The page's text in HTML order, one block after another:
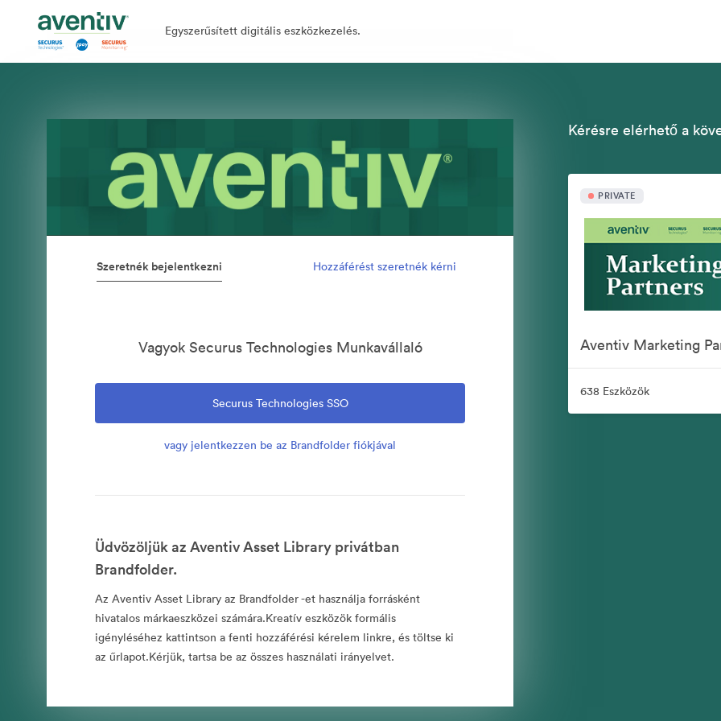
Egyszerűsített digitális eszközkezelés.
Szeretnék bejelentkezni Hozzáférést szeretnék kérni
Vagyok Securus Technologies Munkavállaló
Securus Technologies SSO
vagy jelentkezzen be az Brandfolder fiókjával
Üdvözöljük az Aventiv Asset Library privátban
Brandfolder.
Az Aventiv Asset Library az Brandfolder -et használja forrásként
hivatalos márkaeszközei számára.Kreatív eszközök formális
igényléséhez kattintson a fenti hozzáférési kérelem linkre, és töltse ki
az űrlapot.Kérjük, tartsa be az összes használati irányelvet.
Kérésre elérhető a
PRIVATE
638 Eszközök